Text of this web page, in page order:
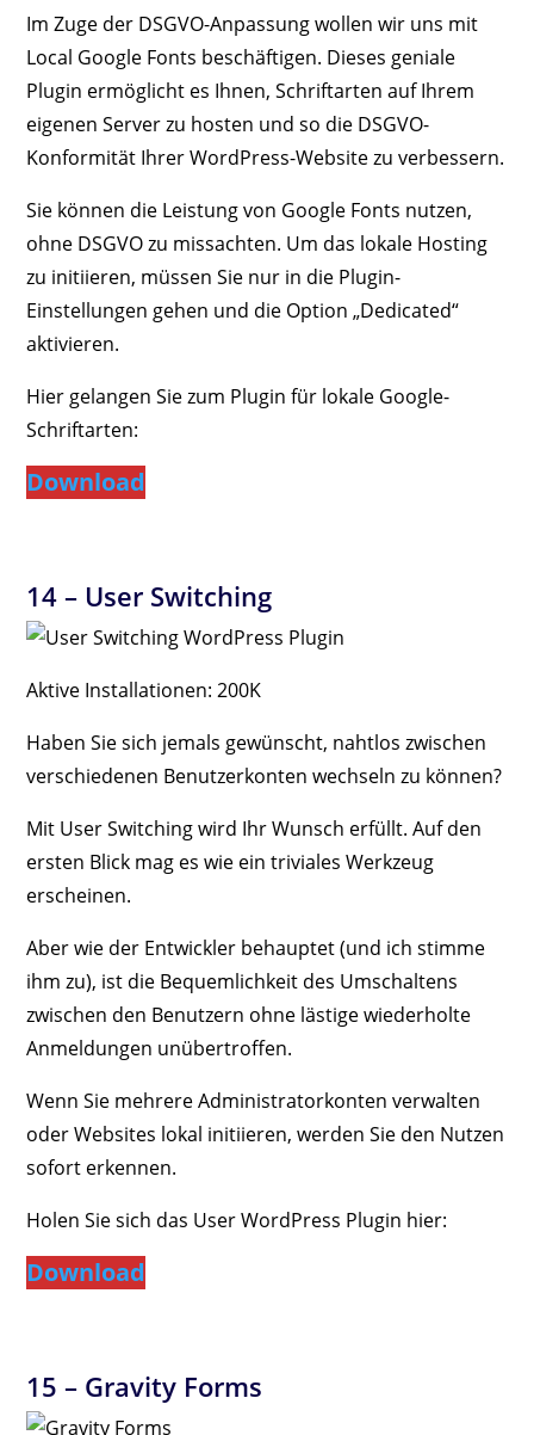
Im Zuge der DSGVO-Anpassung wollen wir uns mit
Local Google Fonts beschäftigen. Dieses geniale
Plugin ermöglicht es Ihnen, Schriftarten auf Ihrem
eigenen Server zu hosten und so die DSGVO-
Konformität Ihrer WordPress-Website zu verbessern.
Sie können die Leistung von Google Fonts nutzen,
ohne DSGVO zu missachten. Um das lokale Hosting
zu initiieren, müssen Sie nur in die Plugin-
Einstellungen gehen und die Option „Dedicated“
aktivieren.
Hier gelangen Sie zum Plugin für lokale Google-
Schriftarten:
Download
14 – User Switching
Aktive Installationen: 200K
Haben Sie sich jemals gewünscht, nahtlos zwischen
verschiedenen Benutzerkonten wechseln zu können?
Mit User Switching wird Ihr Wunsch erfüllt. Auf den
ersten Blick mag es wie ein triviales Werkzeug
erscheinen.
Aber wie der Entwickler behauptet (und ich stimme
ihm zu), ist die Bequemlichkeit des Umschaltens
zwischen den Benutzern ohne lästige wiederholte
Anmeldungen unübertroffen.
Wenn Sie mehrere Administratorkonten verwalten
oder Websites lokal initiieren, werden Sie den Nutzen
sofort erkennen.
Holen Sie sich das User WordPress Plugin hier:
Download
15 – Gravity Forms